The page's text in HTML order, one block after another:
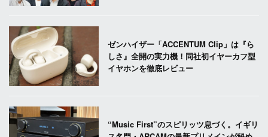
ゼンハイザー「ACCENTUM Clip」は『ら
しさ』全開の実力機！同社初イヤーカフ型
イヤホンを徹底レビュー
“Music First”のスピリッツ息づく。イギリ